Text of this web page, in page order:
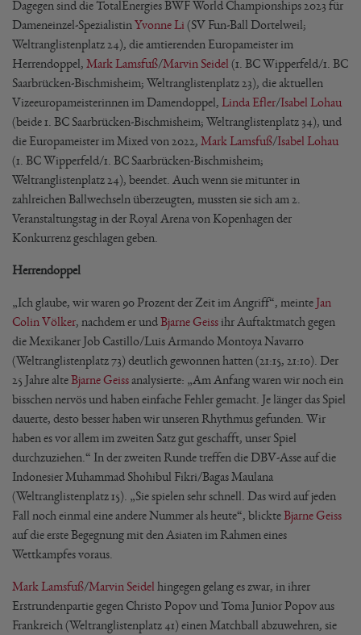
Dagegen sind die TotalEnergies BWF World Championships 2023 für
Dameneinzel-Spezialistin Yvonne Li (SV Fun-Ball Dortelweil;
Weltranglistenplatz 24), die amtierenden Europameister im
Herrendoppel, Mark Lamsfuß/Marvin Seidel (1. BC Wipperfeld/1. BC
Saarbrücken-Bischmisheim; Weltranglistenplatz 23), die aktuellen
Vizeeuropameisterinnen im Damendoppel, Linda Efler/Isabel Lohau
(beide 1. BC Saarbrücken-Bischmisheim; Weltranglistenplatz 34), und
die Europameister im Mixed von 2022, Mark Lamsfuß/Isabel Lohau
(1. BC Wipperfeld/1. BC Saarbrücken-Bischmisheim;
Weltranglistenplatz 24), beendet. Auch wenn sie mitunter in
zahlreichen Ballwechseln überzeugten, mussten sie sich am 2.
Veranstaltungstag in der Royal Arena von Kopenhagen der
Konkurrenz geschlagen geben.
Herrendoppel
„Ich glaube, wir waren 90 Prozent der Zeit im Angriff“, meinte Jan
Colin Völker, nachdem er undBjarne Geiss ihr Auftaktmatch gegen
die Mexikaner Job Castillo/Luis Armando Montoya Navarro
(Weltranglistenplatz 73) deutlich gewonnen hatten (21:15, 21:10). Der
25 Jahre alteBjarne Geissanalysierte: „Am Anfang waren wir noch ein
bisschen nervös und haben einfache Fehler gemacht. Je länger das Spiel
dauerte, desto besser haben wir unseren Rhythmus gefunden. Wir
haben es vor allem im zweiten Satz gut geschafft, unser Spiel
durchzuziehen.“ In der zweiten Runde treffen die DBV-Asse auf die
Indonesier Muhammad Shohibul Fikri/Bagas Maulana
(Weltranglistenplatz 15). „Sie spielen sehr schnell. Das wird auf jeden
Fall noch einmal eine andere Nummer als heute“, blickteBjarne Geiss
auf die erste Begegnung mit den Asiaten im Rahmen eines
Wettkampfes voraus.
Mark Lamsfuß/Marvin Seidel hingegen gelang es zwar, in ihrer
Erstrundenpartie gegen Christo Popov und Toma Junior Popov aus
Frankreich (Weltranglistenplatz 41) einen Matchball abzuwehren, sie